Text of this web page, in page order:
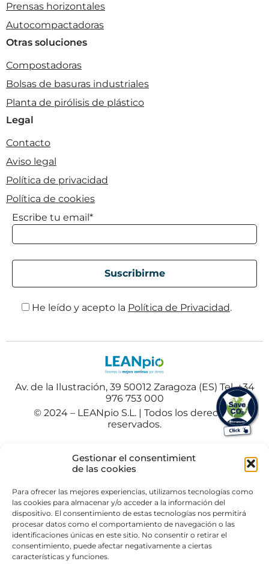
Gestionar el consentimient
de las cookies
Para ofrecer las mejores experiencias, utilizamos tecnologías como
las cookies para almacenar y/o acceder a la información del
dispositivo. El consentimiento de estas tecnologías nos permitirá
procesar datos como el comportamiento de navegación o las
identificaciones únicas en este sitio. No consentir o retirar el
consentimiento, puede afectar negativamente a ciertas
características y funciones.
Prensas horizontales
Autocompactadoras
Otras soluciones
Compostadoras
Bolsas de basuras industriales
Planta de pirólisis de plástico
Legal
Contacto
Aviso legal
Política de privacidad
Política de cookies
Escribe tu email*
He leído y acepto la Política de Privacidad.
Av. de la Ilustración, 39 50012 Zaragoza (ES) Tel. +34
976 753 000
© 2024 – LEANpio S.L. | Todos los derechos
reservados.
Portuguese